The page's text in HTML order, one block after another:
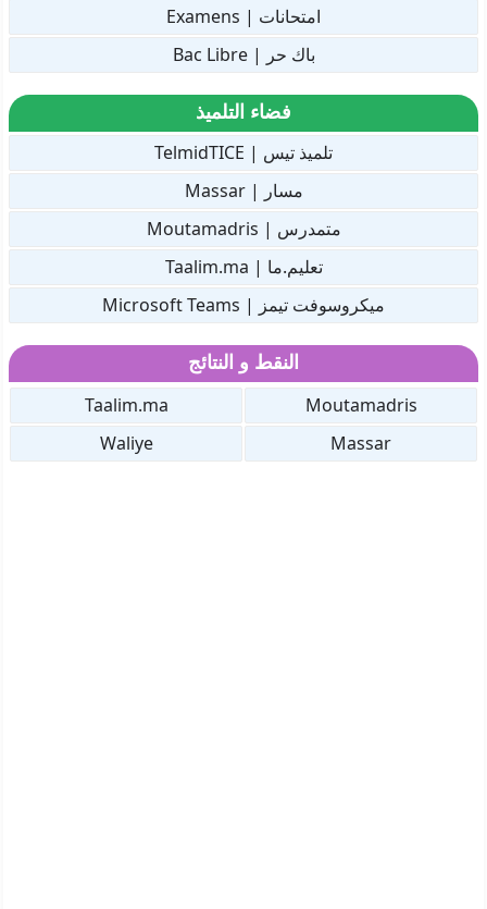
امتحانات | Examens
باك حر | Bac Libre
فضاء التلميذ
تلميذ تيس | TelmidTICE
مسار | Massar
متمدرس | Moutamadris
تعليم.ما | Taalim.ma
ميكروسوفت تيمز | Microsoft Teams
النقط و النتائج
Moutamadris
Taalim.ma
Massar
Waliye